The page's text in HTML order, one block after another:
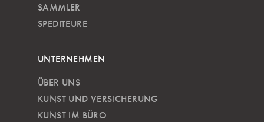
SAMMLER
SPEDITEURE
UNTERNEHMEN
ÜBER UNS
KUNST UND VERSICHERUNG
KUNST IM BÜRO